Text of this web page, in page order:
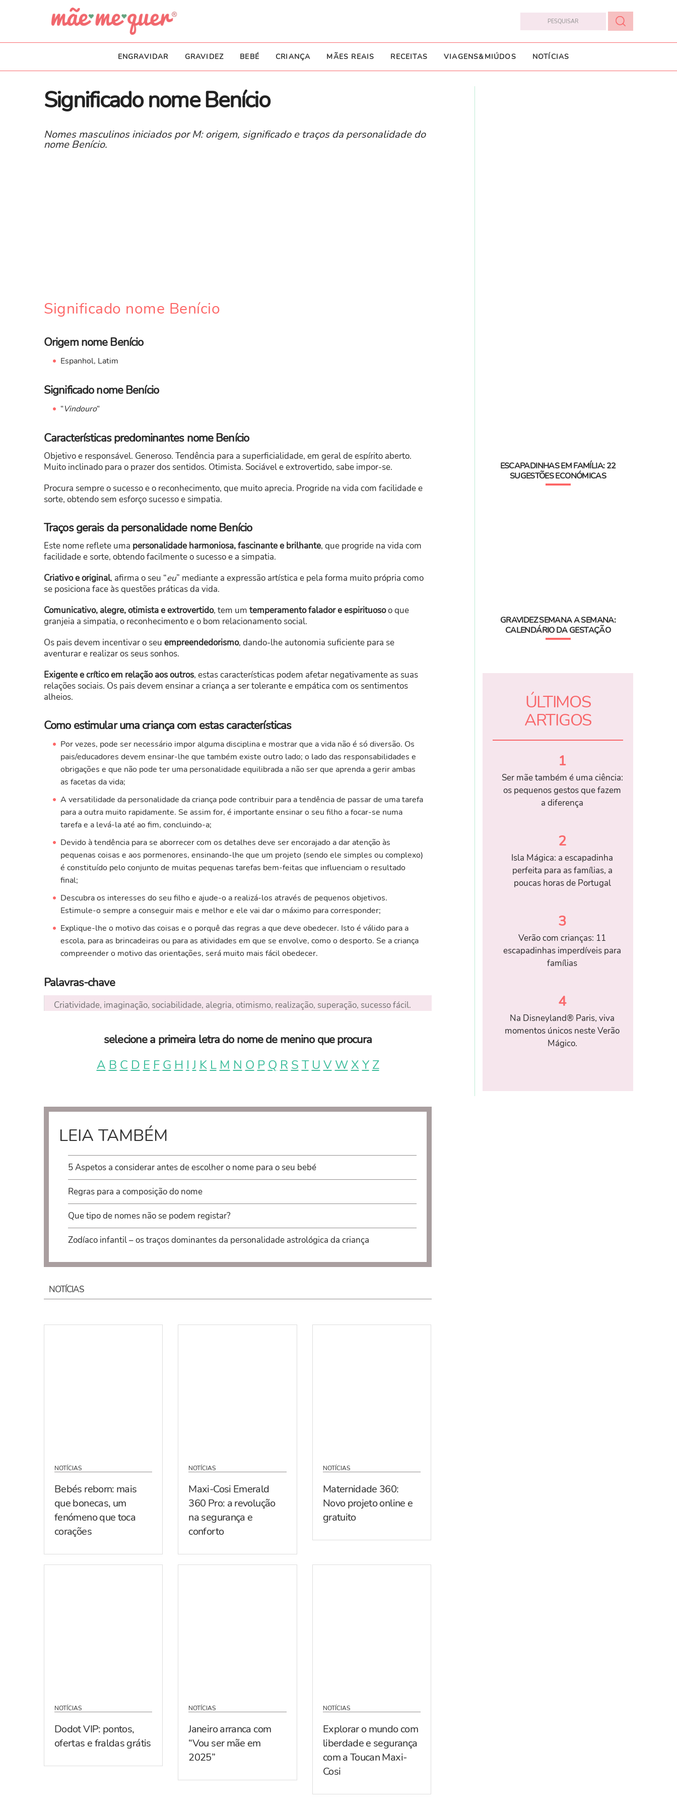
ENGRAVIDAR GRAVIDEZ BEBÉ CRIANÇA MÃES REAIS RECEITAS VIAGENS&MIÚDOS NOTÍCIAS
Significado nome Benício
Nomes masculinos iniciados por M: origem, significado e traços da personalidade do
nome Benício.
Significado nome Benício
Origem nome Benício
Espanhol, Latim
Significado nome Benício
“Vindouro“
Características predominantes nome Benício
Objetivo e responsável. Generoso. Tendência para a superficialidade, em geral de espírito aberto.
Muito inclinado para o prazer dos sentidos. Otimista. Sociável e extrovertido, sabe impor-se.
Procura sempre o sucesso e o reconhecimento, que muito aprecia. Progride na vida com facilidade e
sorte, obtendo sem esforço sucesso e simpatia.
Traços gerais da personalidade nome Benício
Este nome reflete uma personalidade harmoniosa, fascinante e brilhante, que progride na vida com
facilidade e sorte, obtendo facilmente o sucesso e a simpatia.
Criativo e original, afirma o seu “eu” mediante a expressão artística e pela forma muito própria como
se posiciona face às questões práticas da vida.
Comunicativo, alegre, otimista e extrovertido, tem um temperamento falador e espirituosoo que
granjeia a simpatia, o reconhecimento e o bom relacionamento social.
Os pais devem incentivar o seu empreendedorismo, dando-lhe autonomia suficiente para se
aventurar e realizar os seus sonhos.
Exigente e crítico em relação aos outros, estas características podem afetar negativamente as suas
relações sociais. Os pais devem ensinar a criança a ser tolerante e empática com os sentimentos
alheios.
Como estimular uma criança com estas características
Por vezes, pode ser necessário impor alguma disciplina e mostrar que a vida não é só diversão. Os
pais/educadores devem ensinar-lhe que também existe outro lado; o lado das responsabilidades e
obrigações e que não pode ter uma personalidade equilibrada a não ser que aprenda a gerir ambas
as facetas da vida;
A versatilidade da personalidade da criança pode contribuir para a tendência de passar de uma tarefa
para a outra muito rapidamente. Se assim for, é importante ensinar o seu filho a focar-se numa
tarefa e a levá-la até ao fim, concluindo-a;
Devido à tendência para se aborrecer com os detalhes deve ser encorajado a dar atenção às
pequenas coisas e aos pormenores, ensinando-lhe que um projeto (sendo ele simples ou complexo)
é constituído pelo conjunto de muitas pequenas tarefas bem-feitas que influenciam o resultado
final;
Descubra os interesses do seu filho e ajude-o a realizá-los através de pequenos objetivos.
Estimule-o sempre a conseguir mais e melhor e ele vai dar o máximo para corresponder;
Explique-lhe o motivo das coisas e o porquê das regras a que deve obedecer. Isto é válido para a
escola, para as brincadeiras ou para as atividades em que se envolve, como o desporto. Se a criança
compreender o motivo das orientações, será muito mais fácil obedecer.
Palavras-chave
Criatividade, imaginação, sociabilidade, alegria, otimismo, realização, superação, sucesso fácil.
selecione a primeira letra do nome de menino que procura
A B C D E F G H I J K L M N O P Q R S T U V W X Y Z
LEIA TAMBÉM
5 Aspetos a considerar antes de escolher o nome para o seu bebé
Regras para a composição do nome
Que tipo de nomes não se podem registar?
Zodíaco infantil – os traços dominantes da personalidade astrológica da criança
NOTÍCIAS
NOTÍCIAS
Bebés reborn: mais
que bonecas, um
fenómeno que toca
corações
NOTÍCIAS
Maxi-Cosi Emerald
360 Pro: a revolução
na segurança e
conforto
NOTÍCIAS
Maternidade 360:
Novo projeto online e
gratuito
NOTÍCIAS
Dodot VIP: pontos,
ofertas e fraldas grátis
NOTÍCIAS
Janeiro arranca com
“Vou ser mãe em
2025”
NOTÍCIAS
Explorar o mundo com
liberdade e segurança
com a Toucan Maxi-
Cosi
ESCAPADINHAS EM FAMÍLIA: 22
SUGESTÕES ECONÓMICAS
GRAVIDEZ SEMANA A SEMANA:
CALENDÁRIO DA GESTAÇÃO
ÚLTIMOS
ARTIGOS
1
Ser mãe também é uma ciência:
os pequenos gestos que fazem
a diferença
2
Isla Mágica: a escapadinha
perfeita para as famílias, a
poucas horas de Portugal
3
Verão com crianças: 11
escapadinhas imperdíveis para
famílias
4
Na Disneyland® Paris, viva
momentos únicos neste Verão
Mágico.